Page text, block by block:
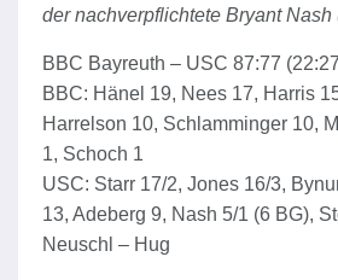
der nachverpflichtete Bryant Nash
BBC Bayreuth – USC 87:77
BBC: Hänel 19, Nees 17, Harris
Harrelson 10, Schlamminger 10,
1, Schoch 1
USC: Starr 17/2, Jones 16/3,
13, Adeberg 9, Nash 5/1 (6 BG),
Neuschl – Hug